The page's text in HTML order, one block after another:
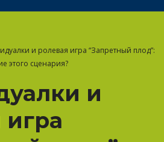
и ролевая игра “Запретный плод”:
этого сценария?
и
игра